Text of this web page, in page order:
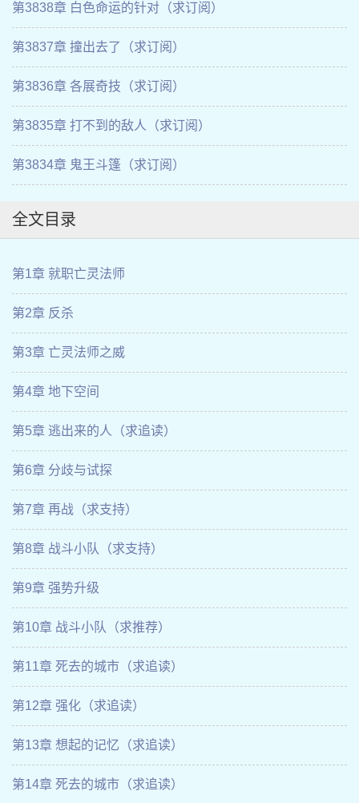
第3838章 白色命运的针对（求订阅）
第3837章 撞出去了（求订阅）
第3836章 各展奇技（求订阅）
第3835章 打不到的敌人（求订阅）
第3834章 鬼王斗篷（求订阅）
全文目录
第1章 就职亡灵法师
第2章 反杀
第3章 亡灵法师之威
第4章 地下空间
第5章 逃出来的人（求追读）
第6章 分歧与试探
第7章 再战（求支持）
第8章 战斗小队（求支持）
第9章 强势升级
第10章 战斗小队（求推荐）
第11章 死去的城市（求追读）
第12章 强化（求追读）
第13章 想起的记忆（求追读）
第14章 死去的城市（求追读）